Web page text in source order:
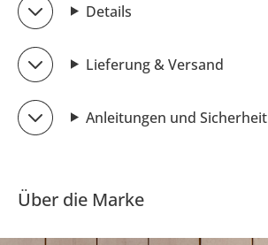
Details
Lieferung & Versand
Anleitungen und Sicherheit
Über die Marke